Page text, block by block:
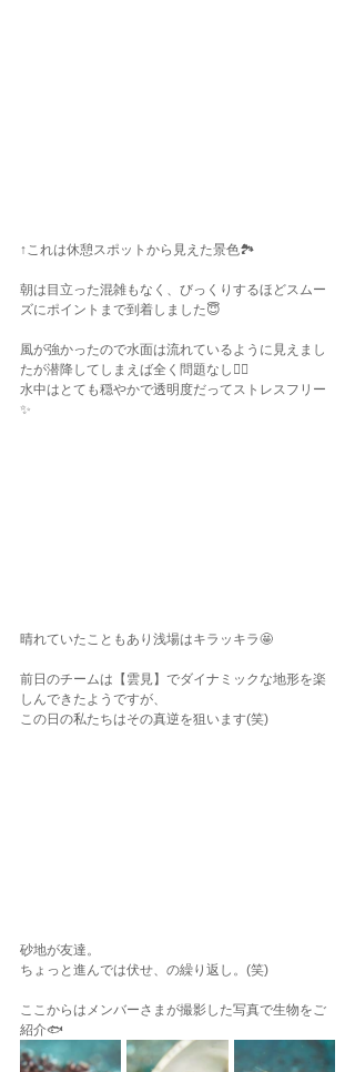
↑これは休憩スポットから見えた景色🏞️
朝は目立った混雑もなく、びっくりするほどスムー
ズにポイントまで到着しました😇
風が強かったので水面は流れているように見えまし
たが潜降してしまえば全く問題なし✌🏾
水中はとても穏やかで透明度だってストレスフリー
✨
晴れていたこともあり浅場はキラッキラ🤩
前日のチームは【雲見】でダイナミックな地形を楽
しんできたようですが、
この日の私たちはその真逆を狙います(笑)
砂地が友達。
ちょっと進んでは伏せ、の繰り返し。(笑)
ここからはメンバーさまが撮影した写真で生物をご
紹介🐟